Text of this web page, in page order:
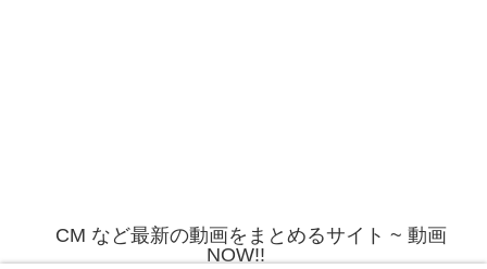
CM など最新の動画をまとめるサイト ~ 動画
NOW!!